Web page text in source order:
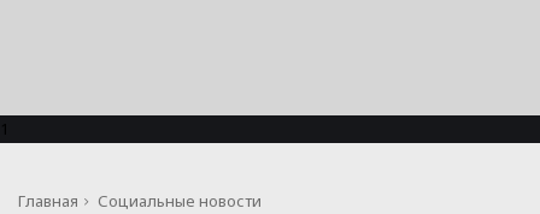
1
Главная
Социальные новости